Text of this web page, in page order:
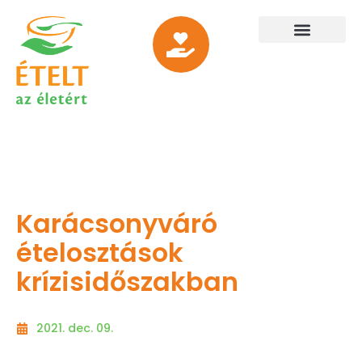
Karácsonyváró
ételosztások
krízisidőszakban
2021. dec. 09.